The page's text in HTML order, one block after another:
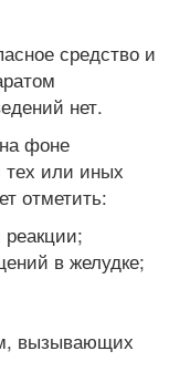
средство и
нет.
фоне
тех или иных
отметить:
реакции;
в желудке;
вызывающих